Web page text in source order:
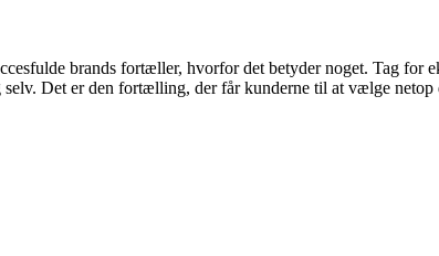
brands fortæller, hvorfor det betyder noget. Tag for
Det er den fortælling, der får kunderne til at vælge